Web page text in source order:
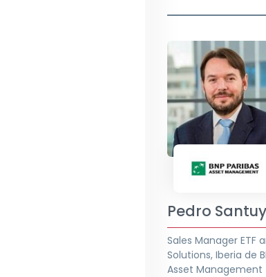
Pedro Santuy
Sales Manager ETF
Solutions, Iberia de
Asset Management